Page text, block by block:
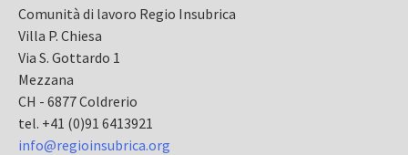
Comunità di lavoro Regio Insubrica
Villa P. Chiesa
Via S. Gottardo 1
Mezzana
CH - 6877 Coldrerio
tel. +41 (0)91 6413921
info@regioinsubrica.org